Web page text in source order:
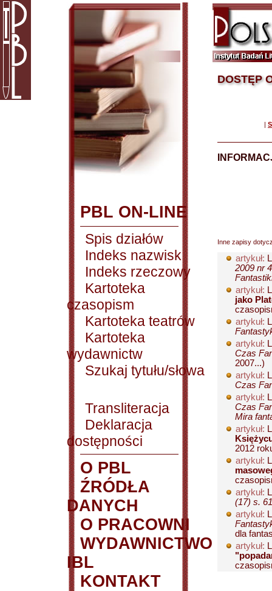
PBL ON-LINE
Spis działów
Indeks nazwisk
Indeks rzeczowy
Kartoteka
czasopism
Kartoteka teatrów
Kartoteka
wydawnictw
Szukaj tytułu/słowa
Transliteracja
Deklaracja
dostępności
O PBL
ŹRÓDŁA
DANYCH
O PRACOWNI
WYDAWNICTWO
IBL
KONTAKT
DOSTĘP
|
Inne zapisy
artykuł:
2009 nr
artykuł:
jako
artykuł:
artykuł:
Czas
2007...)
artykuł:
Czas
artykuł:
Czas
Mira
artykuł:
2012
artykuł:
artykuł:
(17) s.
artykuł:
dla
artykuł: